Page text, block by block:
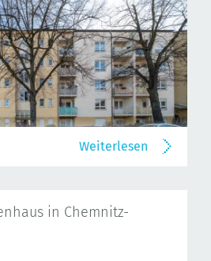
Weiterlesen
in Chemnitz-